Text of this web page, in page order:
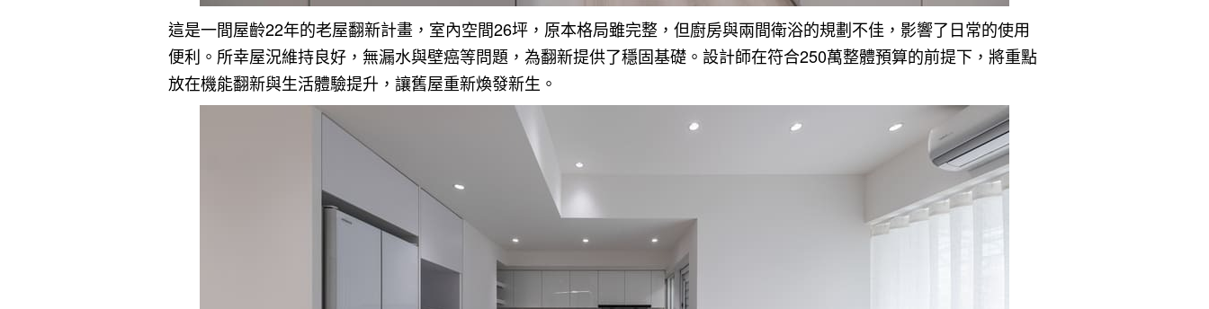
這是一間屋齡22年的老屋翻新計畫，室內空間26坪，原本格局雖完整，但廚房與兩間衛浴的規劃不佳，影響了日常的使用
便利。所幸屋況維持良好，無漏水與壁癌等問題，為翻新提供了穩固基礎。設計師在符合250萬整體預算的前提下，將重點
放在機能翻新與生活體驗提升，讓舊屋重新煥發新生。